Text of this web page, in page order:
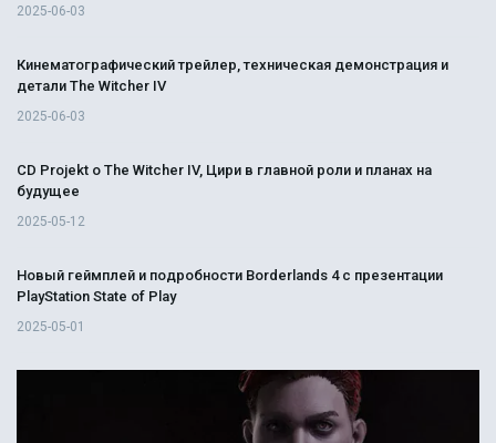
2025-06-03
Кинематографический трейлер, техническая демонстрация и
детали The Witcher IV
2025-06-03
CD Projekt о The Witcher IV, Цири в главной роли и планах на
будущее
2025-05-12
Новый геймплей и подробности Borderlands 4 с презентации
PlayStation State of Play
2025-05-01